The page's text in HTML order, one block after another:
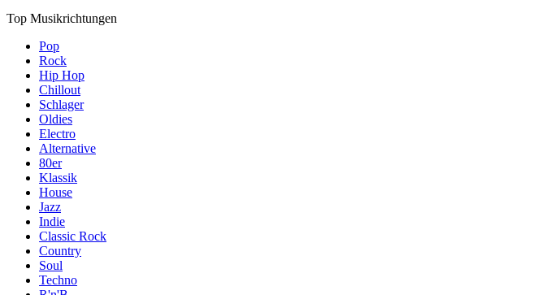
Top Musikrichtungen
Pop
Rock
Hip Hop
Chillout
Schlager
Oldies
Electro
Alternative
80er
Klassik
House
Jazz
Indie
Classic Rock
Country
Soul
Techno